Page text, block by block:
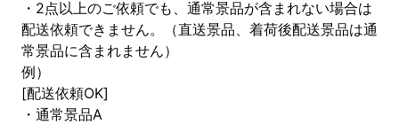
・2点以上のご依頼でも、通常景品が含まれない場合は
配送依頼できません。（直送景品、着荷後配送景品は通
常景品に含まれません）
例）
[配送依頼OK]
・通常景品A